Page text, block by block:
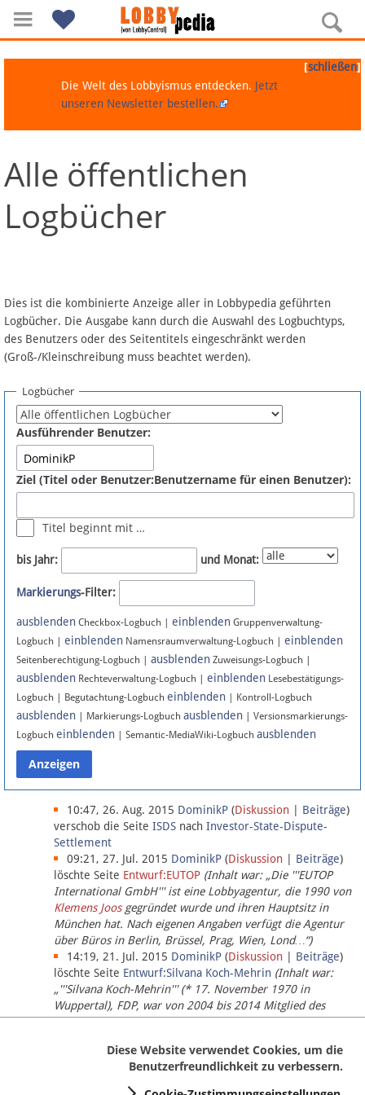
Navigation
Über Lobbypedia
Artikel nach Kategorien
FAQ
Fördermitglied werden
Fehler melden
Newsletter
Bluesky
Facebook
Instagram
Anmelden
Datenschutz
Über Lobbypedia
Impressum
[schließen]
Die Welt des Lobbyismus entdecken. Jetzt
unseren Newsletter bestellen.
Alle öffentlichen
Logbücher
Dies ist die kombinierte Anzeige aller in Lobbypedia geführten
Logbücher. Die Ausgabe kann durch die Auswahl des Logbuchtyps,
des Benutzers oder des Seitentitels eingeschränkt werden
(Groß-/Kleinschreibung muss beachtet werden).
Logbücher
Ausführender Benutzer:
Ziel (Titel oder Benutzer:Benutzername für einen Benutzer):
Titel beginnt mit …
bis Jahr: und Monat:
Markierungs-Filter:
ausblenden Checkbox-Logbuch | einblenden Gruppenverwaltung-
Logbuch | einblenden Namensraumverwaltung-Logbuch | einblenden
Seitenberechtigung-Logbuch | ausblenden Zuweisungs-Logbuch |
ausblenden Rechteverwaltung-Logbuch | einblenden Lesebestätigungs-
Logbuch | Begutachtung-Logbuch einblenden | Kontroll-Logbuch
ausblenden | Markierungs-Logbuch ausblenden | Versionsmarkierungs-
Logbuch einblenden | Semantic-MediaWiki-Logbuch ausblenden
10:47, 26. Aug. 2015 DominikP (Diskussion Beiträge)
verschob die Seite ISDS nach Investor-State-Dispute-
Settlement
09:21, 27. Jul. 2015 DominikP (Diskussion Beiträge)
löschte Seite Entwurf:EUTOP (Inhalt war: „Die '''EUTOP
International GmbH''' ist eine Lobbyagentur, die 1990 von
Klemens Joosgegründet wurde und ihren Hauptsitz in
München hat. Nach eigenen Angaben verfügt die Agentur
über Büros in Berlin, Brüssel, Prag, Wien, Lond…“)
14:19, 21. Jul. 2015 DominikP (Diskussion Beiträge)
löschte Seite Entwurf:Silvana Koch-Mehrin (Inhalt war:
„'''Silvana Koch-Mehrin''' (* 17. November 1970 in
Wuppertal), FDP, war von 2004 bis 2014 Mitglied des
Europäischen Parlaments, seit November 2014 ist sie für
Diese Website verwendet Cookies, um die
Benutzerfreundlichkeit zu verbessern.